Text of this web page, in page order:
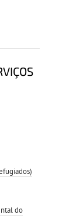
do